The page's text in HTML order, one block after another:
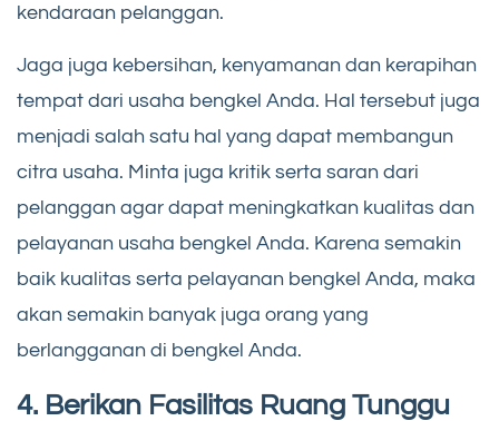
kendaraan pelanggan.
Jaga juga kebersihan, kenyamanan dan kerapihan
tempat dari usaha bengkel Anda. Hal tersebut juga
menjadi salah satu hal yang dapat membangun
citra usaha. Minta juga kritik serta saran dari
pelanggan agar dapat meningkatkan kualitas dan
pelayanan usaha bengkel Anda. Karena semakin
baik kualitas serta pelayanan bengkel Anda, maka
akan semakin banyak juga orang yang
berlangganan di bengkel Anda.
4. Berikan Fasilitas Ruang Tunggu